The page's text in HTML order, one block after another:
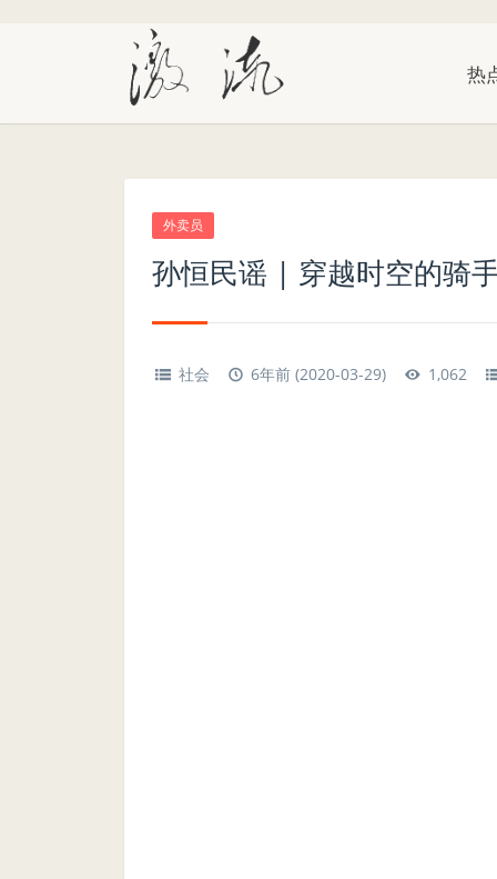
热
外卖员
孙恒民谣 | 穿越时空的骑
社会 6年前 (2020-03-29) 1,062